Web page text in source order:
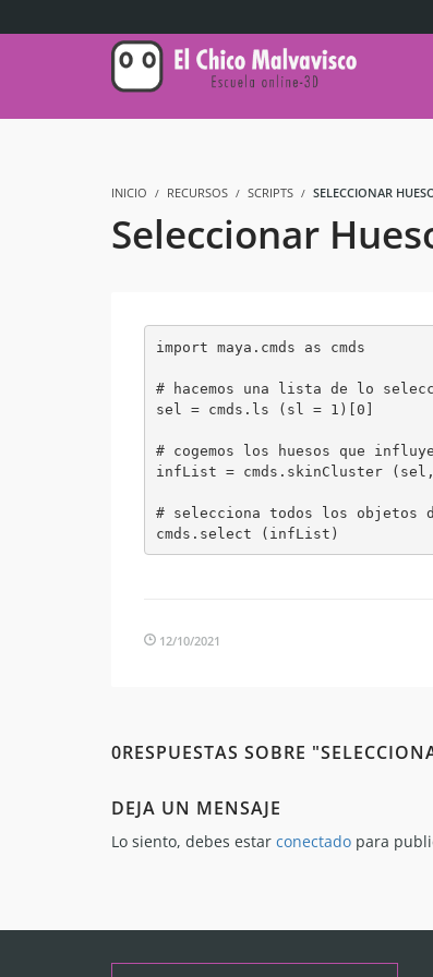
INICIO RECURSOS SCRIPTS SELECCIONAR
Seleccionar
import maya.cmds as cmds
# hacemos una lista de lo
sel = cmds.ls (sl = 1)[0]
# cogemos los huesos que
infList = cmds.skinCluster
# selecciona todos los
cmds.select (infList)
12/10/2021
0RESPUESTAS SOBRE
DEJA UN MENSAJE
Lo siento, debes estar conectado para